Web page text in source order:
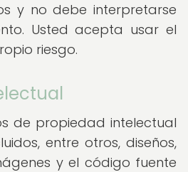
y no debe interpretarse
Usted acepta usar el
riesgo.
de propiedad intelectual
entre otros, diseños,
y el código fuente